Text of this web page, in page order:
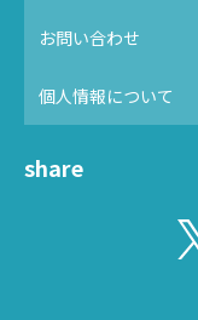
お問い合わせ
個人情報について
share